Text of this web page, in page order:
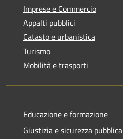
Imprese e Commercio
Appalti pubblici
Catasto e urbanistica
Turismo
Mobilità e trasporti
Educazione e formazione
Giustizia e sicurezza pubblica